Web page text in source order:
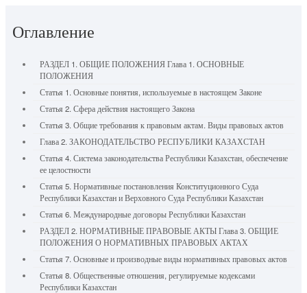
Оглавление
РАЗДЕЛ 1. ОБЩИЕ ПОЛОЖЕНИЯ Глава 1. ОСНОВНЫЕ
ПОЛОЖЕНИЯ
Статья 1. Основные понятия, используемые в настоящем Законе
Статья 2. Сфера действия настоящего Закона
Статья 3. Общие требования к правовым актам. Виды правовых актов
Глава 2. ЗАКОНОДАТЕЛЬСТВО РЕСПУБЛИКИ КАЗАХСТАН
Статья 4. Система законодательства Республики Казахстан, обеспечение
ее целостности
Статья 5. Нормативные постановления Конституционного Суда
Республики Казахстан и Верховного Суда Республики Казахстан
Статья 6. Международные договоры Республики Казахстан
РАЗДЕЛ 2. НОРМАТИВНЫЕ ПРАВОВЫЕ АКТЫ Глава 3. ОБЩИЕ
ПОЛОЖЕНИЯ О НОРМАТИВНЫХ ПРАВОВЫХ АКТАХ
Статья 7. Основные и производные виды нормативных правовых актов
Статья 8. Общественные отношения, регулируемые кодексами
Республики Казахстан